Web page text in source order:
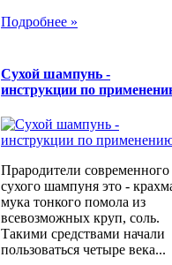
Подробнее »
Сухой шампунь -
инструкции по
Прародители современного
сухого шампуня это -
мука тонкого помола из
всевозможных круп, соль.
Такими средствами начали
пользоваться четыре века...